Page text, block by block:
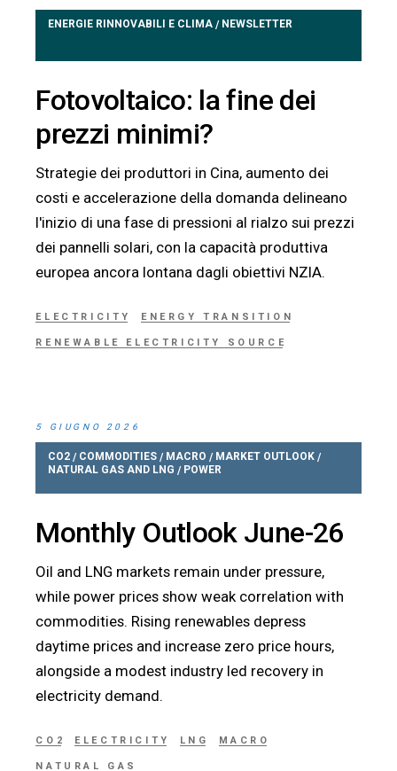
ENERGIE RINNOVABILI E CLIMA / NEWSLETTER
Fotovoltaico: la fine dei
prezzi minimi?
Strategie dei produttori in Cina, aumento dei
costi e accelerazione della domanda delineano
l'inizio di una fase di pressioni al rialzo sui prezzi
dei pannelli solari, con la capacità produttiva
europea ancora lontana dagli obiettivi NZIA.
ELECTRICITY ENERGY TRANSITION
RENEWABLE ELECTRICITY SOURCE
5 GIUGNO 2026
CO2 / COMMODITIES / MACRO / MARKET OUTLOOK /
NATURAL GAS AND LNG / POWER
Monthly Outlook June-26
Oil and LNG markets remain under pressure,
while power prices show weak correlation with
commodities. Rising renewables depress
daytime prices and increase zero price hours,
alongside a modest industry led recovery in
electricity demand.
CO2 ELECTRICITY LNG MACRO
NATURAL GAS